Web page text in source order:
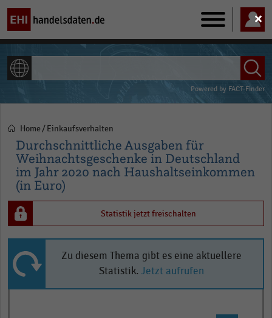
Main
navigation
Powered by FACT-Finder
Pfadnavigation
Home Einkaufsverhalten
Durchschnittliche Ausgaben für
Weihnachtsgeschenke in Deutschland
im Jahr 2020 nach Haushaltseinkommen
(in Euro)
Statistik jetzt freischalten
Zu diesem Thema gibt es eine aktuellere
Statistik. Jetzt aufrufen